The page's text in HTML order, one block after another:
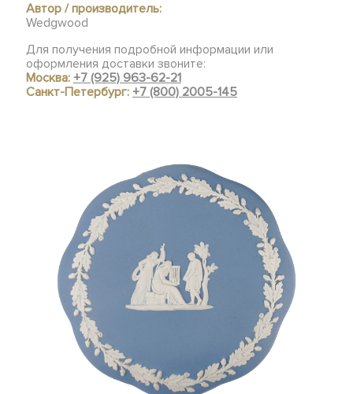
Автор / производитель:
Wedgwood
Для получения подробной информации или
оформления доставки звоните:
Москва:+7 (925) 963-62-21
Санкт-Петербург:+7 (800) 2005-145